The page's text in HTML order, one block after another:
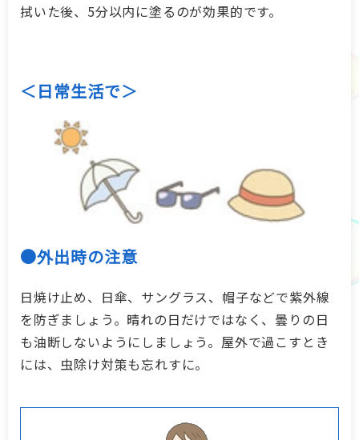
拭いた後、5分以内に塗るのが効果的です。
＜日常生活で＞
●外出時の注意
日焼け止め、日傘、サングラス、帽子などで紫外線
を防ぎましょう。晴れの日だけではなく、曇りの日
も油断しないようにしましょう。屋外で過こすとき
には、虫除け対策も忘れすに。